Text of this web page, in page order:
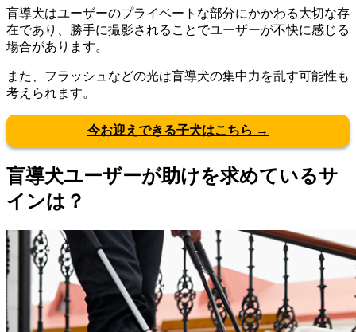
盲導犬はユーザーのプライベートな部分にかかわる大切な存
在であり、勝手に撮影されることでユーザーが不快に感じる
場合があります。
また、フラッシュなどの光は盲導犬の集中力を乱す可能性も
考えられます。
今お迎えできる子犬はこちら →
盲導犬ユーザーが助けを求めているサ
インは？